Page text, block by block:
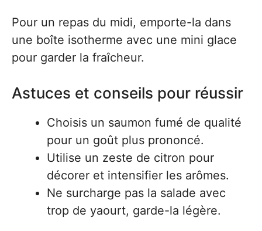
Pour un repas du midi, emporte-la dans
une boîte isotherme avec une mini glace
pour garder la fraîcheur.
Astuces et conseils pour réussir
Choisis un saumon fumé de qualité
pour un goût plus prononcé.
Utilise un zeste de citron pour
décorer et intensifier les arômes.
Ne surcharge pas la salade avec
trop de yaourt, garde-la légère.